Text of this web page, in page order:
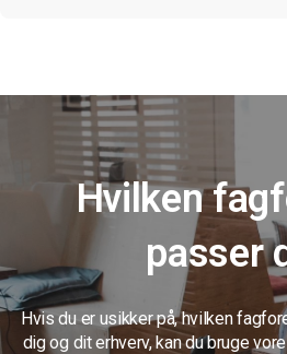
Hvilken
passer
Hvis du er usikker på, hvilken
dig og dit erhverv, kan du bruge